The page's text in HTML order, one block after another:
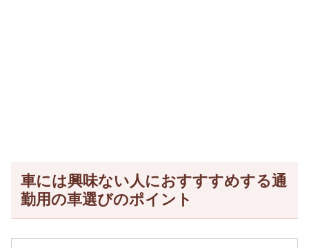
車には興味ない人におすすすめする通
勤用の車選びのポイント